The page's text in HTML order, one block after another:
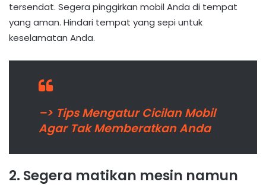
tersendat. Segera pinggirkan mobil Anda di tempat
yang aman. Hindari tempat yang sepi untuk
keselamatan Anda.
–> Tips Mengatur Cicilan Mobil
Agar Tak Memberatkan Anda
2. Segera matikan mesin namun